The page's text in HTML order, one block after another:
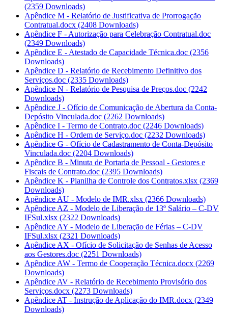
(2359 Downloads)
Apêndice M - Relatório de Justificativa de Prorrogação
Contratual.docx (2408 Downloads)
Apêndice F - Autorização para Celebração Contratual.doc
(2349 Downloads)
Apêndice E - Atestado de Capacidade Técnica.doc (2356
Downloads)
Apêndice D - Relatório de Recebimento Definitivo dos
Serviços.doc (2335 Downloads)
Apêndice N - Relatório de Pesquisa de Preços.doc (2242
Downloads)
Apêndice J - Ofício de Comunicação de Abertura da Conta-
Depósito Vinculada.doc (2262 Downloads)
Apêndice I - Termo de Contrato.doc (2246 Downloads)
Apêndice H - Ordem de Serviço.doc (2232 Downloads)
Apêndice G - Ofício de Cadastramento de Conta-Depósito
Vinculada.doc (2204 Downloads)
Apêndice B - Minuta de Portaria de Pessoal - Gestores e
Fiscais de Contrato.doc (2395 Downloads)
Apêndice K - Planilha de Controle dos Contratos.xlsx (2369
Downloads)
Apêndice AU - Modelo de IMR.xlsx (2366 Downloads)
Apêndice AZ - Modelo de Liberação de 13º Salário – C-DV
IFSul.xlsx (2322 Downloads)
Apêndice AY - Modelo de Liberação de Férias – C-DV
IFSul.xlsx (2321 Downloads)
Apêndice AX - Ofício de Solicitação de Senhas de Acesso
aos Gestores.doc (2251 Downloads)
Apêndice AW - Termo de Cooperação Técnica.docx (2269
Downloads)
Apêndice AV - Relatório de Recebimento Provisório dos
Serviços.docx (2273 Downloads)
Apêndice AT - Instrução de Aplicação do IMR.docx (2349
Downloads)